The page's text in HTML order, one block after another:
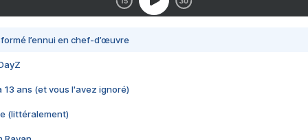
l’ennui en chef-d’œuvre
13 ans (et vous l'avez ignoré)
(littéralement)